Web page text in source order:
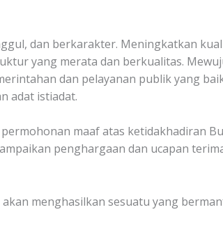
dan berkarakter. Meningkatkan
yang merata dan berkualitas.
dan pelayanan publik yang
adat istiadat.
maaf atas ketidakhadiran
penghargaan dan ucapan
menghasilkan sesuatu yang